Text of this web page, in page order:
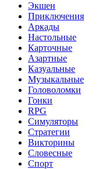
Экшен
Приключения
Аркады
Настольные
Карточные
Азартные
Казуальные
Музыкальные
Головоломки
Гонки
RPG
Симуляторы
Стратегии
Викторины
Словесные
Спорт